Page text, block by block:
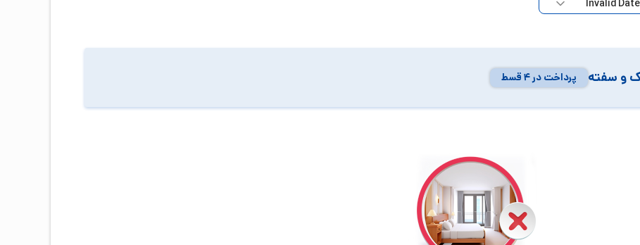
و سفته پرداخت در ۴ قسط